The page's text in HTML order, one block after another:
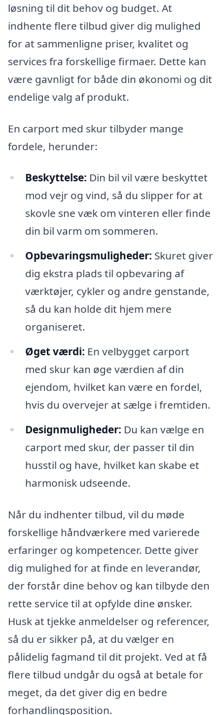
løsning til dit behov og budget. At
indhente flere tilbud giver dig mulighed
for at sammenligne priser, kvalitet og
services fra forskellige firmaer. Dette kan
være gavnligt for både din økonomi og dit
endelige valg af produkt.
En carport med skur tilbyder mange
fordele, herunder:
Beskyttelse: Din bil vil være beskyttet
mod vejr og vind, så du slipper for at
skovle sne væk om vinteren eller finde
din bil varm om sommeren.
Opbevaringsmuligheder: Skuret giver
dig ekstra plads til opbevaring af
værktøjer, cykler og andre genstande,
så du kan holde dit hjem mere
organiseret.
Øget værdi: En velbygget carport
med skur kan øge værdien af din
ejendom, hvilket kan være en fordel,
hvis du overvejer at sælge i fremtiden.
Designmuligheder: Du kan vælge en
carport med skur, der passer til din
husstil og have, hvilket kan skabe et
harmonisk udseende.
Når du indhenter tilbud, vil du møde
forskellige håndværkere med varierede
erfaringer og kompetencer. Dette giver
dig mulighed for at finde en leverandør,
der forstår dine behov og kan tilbyde den
rette service til at opfylde dine ønsker.
Husk at tjekke anmeldelser og referencer,
så du er sikker på, at du vælger en
pålidelig fagmand til dit projekt. Ved at få
flere tilbud undgår du også at betale for
meget, da det giver dig en bedre
forhandlingsposition.